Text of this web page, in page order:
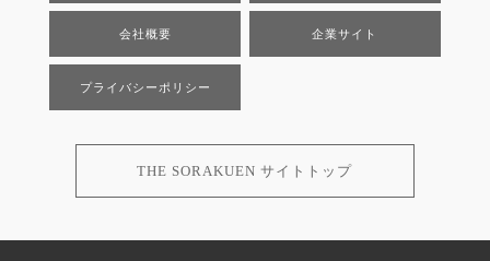
会社概要 企業サイト
プライバシーポリシー
THE SORAKUEN サイトトップ